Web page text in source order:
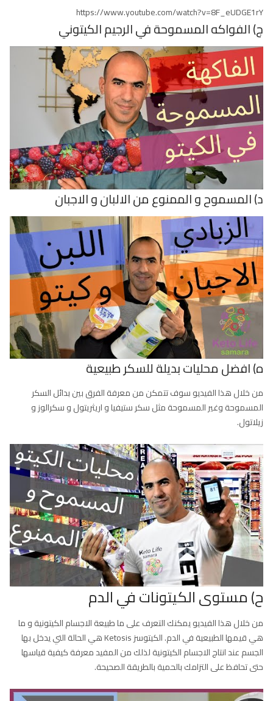
https://www.youtube.com/watch?v=8F_eUDGE1rY
ج) الفواكه المسموحة في الرجيم الكيتوني
د) المسموح و الممنوع من الالبان و الاجبان
ه) افضل محليات بديلة للسكر طبيعية
من خلال هذا الفيديو سوف تتمكن من معرفة الفرق بين بدائل السكر
المسموحة وغير المسموحة مثل سكر ستيفيا و اريثريتول و سكرالوز و
زيلاتول.
ح) مستوى الكيتونات في الدم
من خلال هذا الفيديو يمكنك التعرف على ما طبيعة الاجسام الكيتونية و ما
هي قيمها الطبيعية في الدم. الكيتوسز Ketosis هي الحالة التي يدخل بها
الجسم عند انتاج الاجسام الكيتونية لذلك من المفيد معرفة كيفية قياسها
حتى تحافظ على التزامك بالحمية بالطريقة الصحيحة.